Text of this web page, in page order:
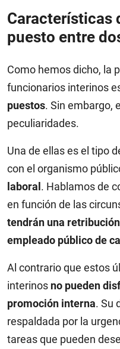
Características
puesto entre
Como hemos dicho, la
funcionarios interinos
puestos. Sin embargo,
peculiaridades.
Una de ellas es el tipo
con el organismo
laboral. Hablamos de
en función de las
tendrán una
empleado público de
Al contrario que estos
interinos no pueden
promoción interna. Su
respaldada por la
tareas que pueden